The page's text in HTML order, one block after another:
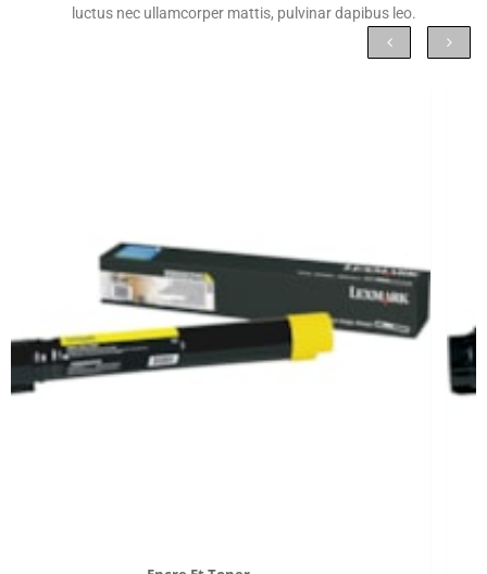
luctus nec ullamcorper mattis, pulvinar dapibus leo.